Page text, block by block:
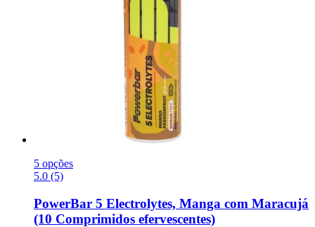
5 opções
5.0 (5)
PowerBar 5 Electrolytes, Manga com Maracujá
(10 Comprimidos efervescentes)